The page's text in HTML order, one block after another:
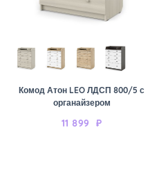
Комод Атон LEO ЛДСП 800/5 с
органайзером
11 899 ₽